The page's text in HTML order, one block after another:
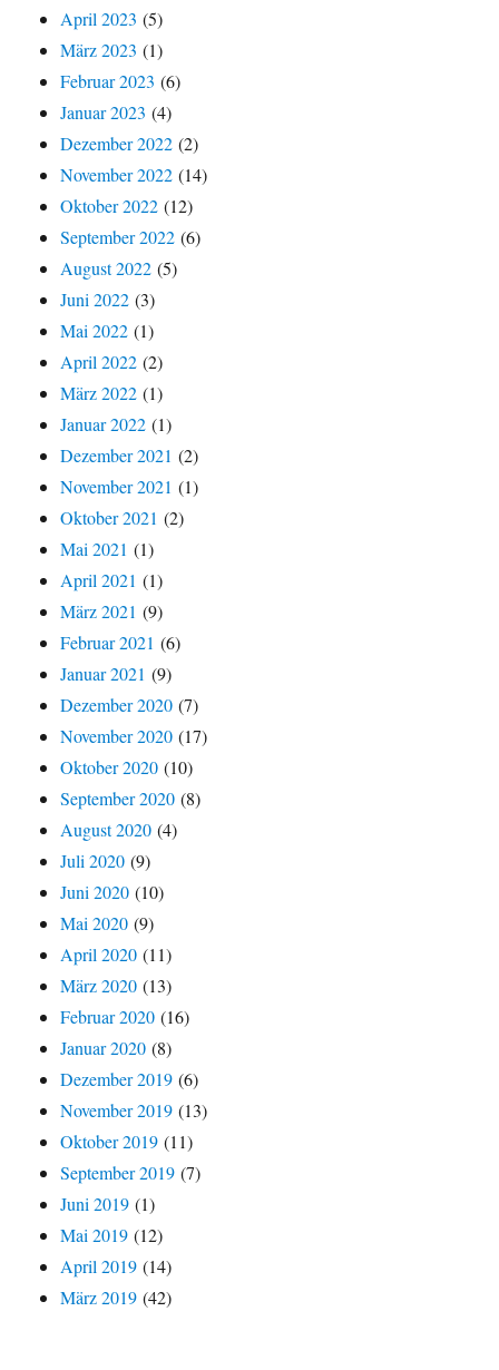
April 2023 (5)
März 2023 (1)
Februar 2023 (6)
Januar 2023 (4)
Dezember 2022 (2)
November 2022 (14)
Oktober 2022 (12)
September 2022 (6)
August 2022 (5)
Juni 2022 (3)
Mai 2022 (1)
April 2022 (2)
März 2022 (1)
Januar 2022 (1)
Dezember 2021 (2)
November 2021 (1)
Oktober 2021 (2)
Mai 2021 (1)
April 2021 (1)
März 2021 (9)
Februar 2021 (6)
Januar 2021 (9)
Dezember 2020 (7)
November 2020 (17)
Oktober 2020 (10)
September 2020 (8)
August 2020 (4)
Juli 2020 (9)
Juni 2020 (10)
Mai 2020 (9)
April 2020 (11)
März 2020 (13)
Februar 2020 (16)
Januar 2020 (8)
Dezember 2019 (6)
November 2019 (13)
Oktober 2019 (11)
September 2019 (7)
Juni 2019 (1)
Mai 2019 (12)
April 2019 (14)
März 2019 (42)